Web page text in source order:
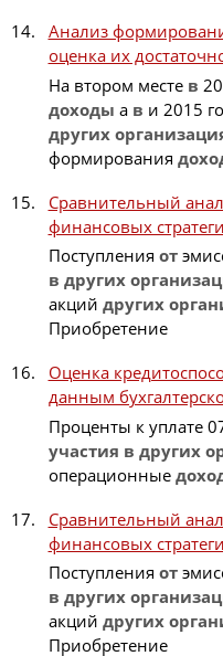
Анализ
оценка их
На втором месте в
доходы а в и 2015
других
формирования
Сравнительный
финансовых
Поступления от
в других
акций других
Приобретение
Оценка
данным
Проценты к уплате
участия в других
операционные
Сравнительный
финансовых
Поступления от
в других
акций других
Приобретение